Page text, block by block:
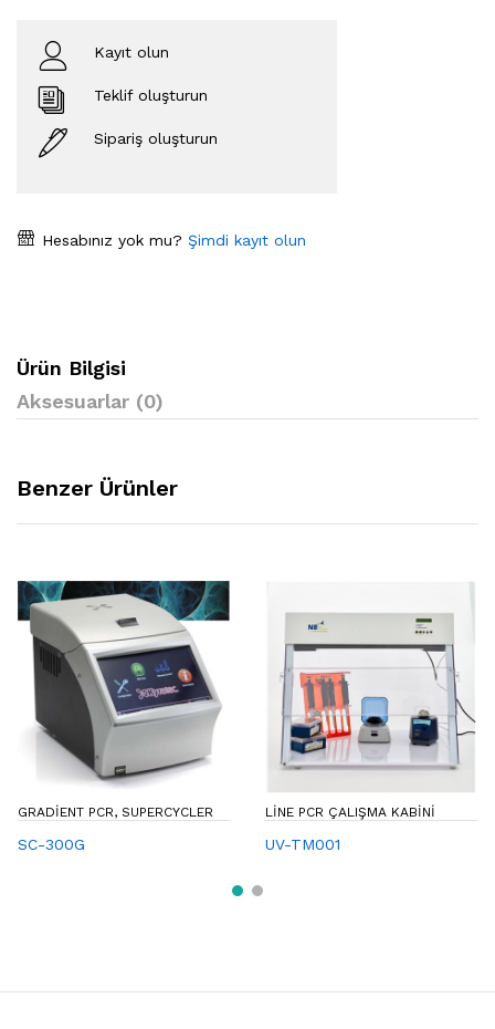
Kayıt olun
Teklif oluşturun
Sipariş oluşturun
Hesabınız yok mu? Şimdi kayıt olun
Ürün Bilgisi
Aksesuarlar (0)
Benzer Ürünler
GRADIENT PCR, SUPERCYCLER
SC-300G
LINE PCR ÇALIŞMA KABINI
UV-TM001